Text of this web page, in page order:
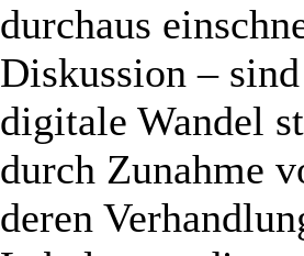
durchaus
Diskussion –
digitale Wandel
durch Zunahme
deren